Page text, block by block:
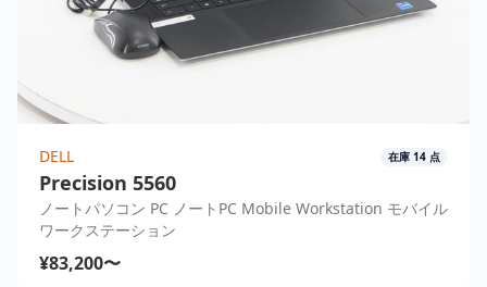
DELL 在庫 14 点
Precision 5560
ノートパソコン PC ノートPC Mobile Workstation モバイル
ワークステーション
¥83,200〜